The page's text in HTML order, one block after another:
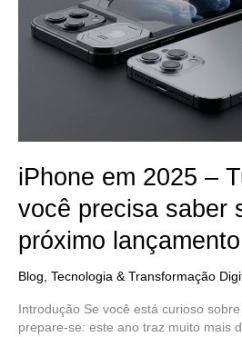
iPhone em 2025 –
você precisa saber
próximo lançamento
Blog, Tecnologia & Transformação
Introdução Se você está curioso
prepare-se: este ano traz muito mais
Tudo
próximo
lançamento